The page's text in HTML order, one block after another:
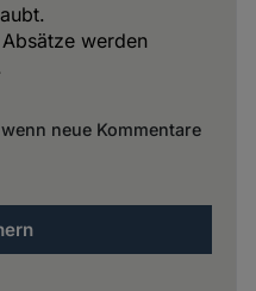
werden
neue Kommentare